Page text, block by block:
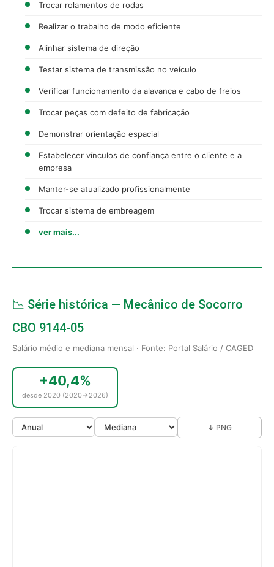
Trocar rolamentos de rodas
Realizar o trabalho de modo eficiente
Alinhar sistema de direção
Testar sistema de transmissão no veículo
Verificar funcionamento da alavanca e cabo de freios
Trocar peças com defeito de fabricação
Demonstrar orientação espacial
Estabelecer vínculos de confiança entre o cliente e a
empresa
Manter-se atualizado profissionalmente
Trocar sistema de embreagem
ver mais...
📉 Série histórica — Mecânico de Socorro
CBO 9144-05
Salário médio e mediana mensal · Fonte: Portal Salário / CAGED
+40,4%
desde 2020 (2020→2026)
↓ PNG